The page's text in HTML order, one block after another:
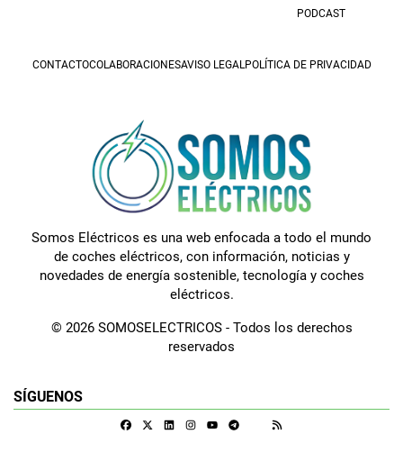
PODCAST
CONTACTOCOLABORACIONESAVISO LEGALPOLÍTICA DE PRIVACIDAD
Somos Eléctricos es una web enfocada a todo el mundo
de coches eléctricos, con información, noticias y
novedades de energía sostenible, tecnología y coches
eléctricos.
© 2026 SOMOSELECTRICOS - Todos los derechos
reservados
SÍGUENOS
FacebookLinkedinInstagramTelegram
Google Discover